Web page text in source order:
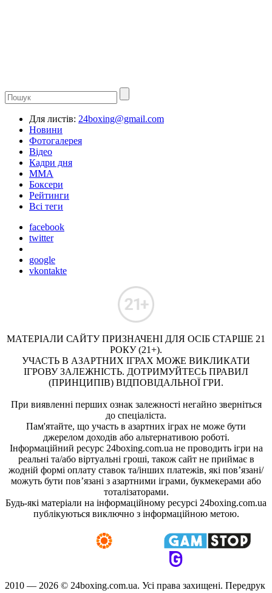
Для листів: 24boxing@gmail.com
Новини
Фотогалерея
Відео
Кадри дня
ММА
Боксери
Рейтинги
Всі теги
facebook
twitter
google
vkontakte
МАТЕРІАЛИ САЙТУ ПРИЗНАЧЕНІ ДЛЯ ОСІБ СТАРШЕ 21
РОКУ (21+).
УЧАСТЬ В АЗАРТНИХ ІГРАХ МОЖЕ ВИКЛИКАТИ
ІГРОВУ ЗАЛЕЖНІСТЬ. ДОТРИМУЙТЕСЬ ПРАВИЛ
(ПРИНЦИПІВ) ВІДПОВІДАЛЬНОЇ ГРИ.
При виявленні перших ознак залежності негайно зверніться
до спеціаліста.
Пам'ятайте, що участь в азартних іграх не може бути
джерелом доходів або альтернативою роботі.
Інформаційний ресурс 24boxing.com.ua не проводить ігри на
реальні та/або віртуальні гроші, також сайт не приймає в
жодній формі оплату ставок та/інших платежів, які пов’язані/
можуть бути пов’язані з азартними іграми, букмекерами або
тоталізаторами.
Будь-які матеріали на інформаційному ресурсі 24boxing.com.ua
публікуються виключно з інформаційною метою.
2010 — 2026 © 24boxing.com.ua. Усi права захищенi. Передрук